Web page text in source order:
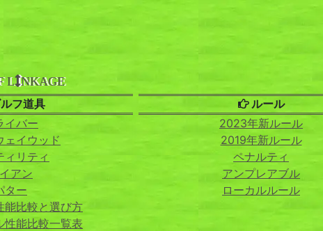
L NKAGE
フ道具
イバー
ェイウッド
ィリティ
アン
ター
能比較と選び方
性能比較一覧表
ルール
2023年新ルール
2019年新ルール
ペナルティ
アンプレアブル
ローカルルール